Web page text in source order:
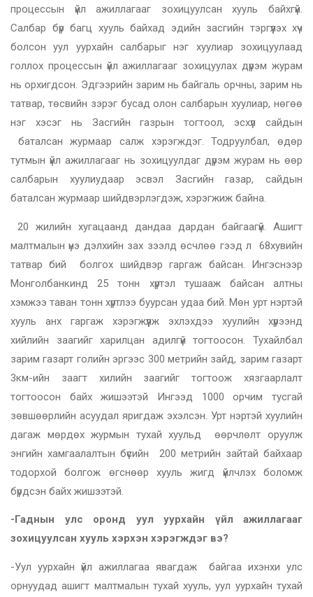
процессын үйл ажиллагааг зохицуулсан хууль байхгүй.
Салбар бүр багц хууль байхад эдийн засгийн тэргүүлэх хүч
болсон уул уурхайн салбарыг нэг хуулиар зохицуулаад
голлох процессын үйл ажиллагааг зохицуулах дүрэм журам
нь орхигдсон. Эдгээрийн зарим нь байгаль орчны, зарим нь
татвар, төсвийн зэрэг бусад олон салбарын хуулиар, нөгөө
нэг хэсэг нь Засгийн газрын тогтоол, эсхүл сайдын
баталсан журмаар салж хэрэгждэг. Тодруулбал, өдөр
тутмын үйл ажиллагааг нь зохицуулдаг дүрэм журам нь өөр
салбарын хуулиудаар эсвэл Засгийн газар, сайдын
баталсан журмаар шийдвэрлэгдэж, хэрэгжиж байна.
20 жилийн хугацаанд дандаа дардан байгаагүй. Ашигт
малтмалын үнэ дэлхийн зах зээлд өсчлөө гээд л 68хувийн
татвар бий болгох шийдвэр гаргаж байсан. Ингэснээр
Монголбанкинд 25 тонн хүртэл тушааж байсан алтны
хэмжээ таван тонн хүртлээ буурсан удаа бий. Мөн урт нэртэй
хууль анх гаргаж хэрэгжүүлж эхлэхдээ хуулийн хүрээнд
хийлийн заагийг харилцан адилгүй тогтоосон. Тухайлбал
зарим газарт голийн эргээс 300 метрийн зайд, зарим газарт
3км-ийн заагт хилийн заагийг тогтоож хязгаарлалт
тогтоосон байх жишээтэй Ингээд 1000 орчим тусгай
зөвшөөрлийн асуудал яригдаж эхэлсэн. Урт нэртэй хуулийн
дагаж мөрдөх журмын тухай хуульд өөрчлөлт оруулж
энгийн хамгаалалтын бүсийн 200 метрийн зайтай байхаар
тодорхой болгож өгснөөр хууль жигд үйлчлэх боломж
бүрдсэн байх жишээтэй.
-Гаднын улс оронд уул уурхайн үйл ажиллагааг
зохицуулсан хууль хэрхэн хэрэгждэг вэ?
-Уул уурхайн үйл ажиллагаа явагдаж байгаа ихэнхи улс
орнуудад ашигт малтмалын тухай хууль, уул уурхайн тухай